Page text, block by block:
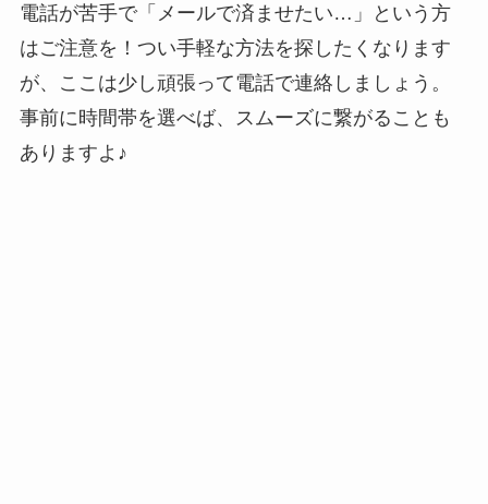
電話が苦手で「メールで済ませたい…」という方
はご注意を！つい手軽な方法を探したくなります
が、ここは少し頑張って電話で連絡しましょう。
事前に時間帯を選べば、スムーズに繋がることも
ありますよ♪